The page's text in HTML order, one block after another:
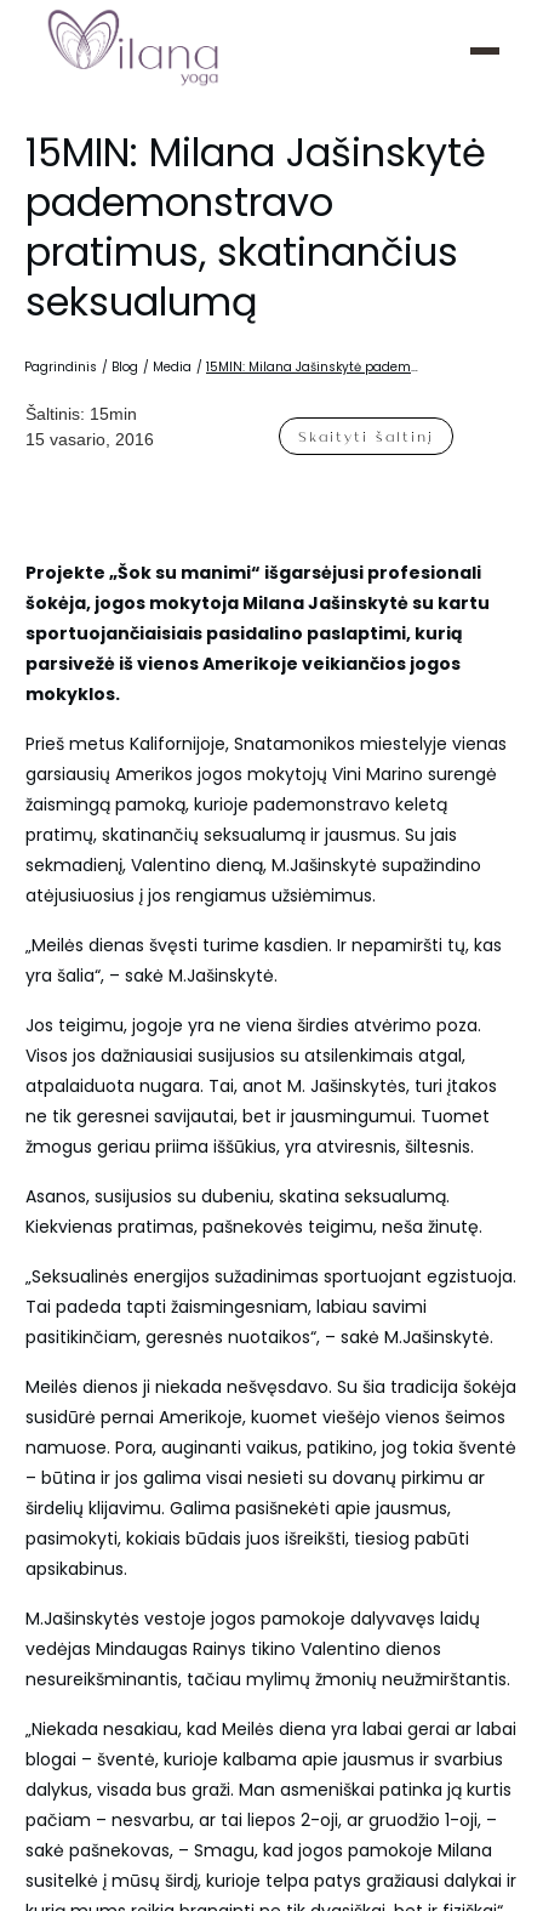
15MIN: Milana Jašinskytė
pademonstravo
pratimus, skatinančius
seksualumą
Pagrindinis / Blog / Media / 15MIN: Milana Jašinskytė pademonstravo pratimus, skatinančius seksualumą
Skaityti šaltinį
Šaltinis: 15min
15 vasario, 2016
Projekte „Šok su manimi“ išgarsėjusi profesionali
šokėja, jogos mokytoja Milana Jašinskytė su kartu
sportuojančiaisiais pasidalino paslaptimi, kurią
parsivežė iš vienos Amerikoje veikiančios jogos
mokyklos.
Prieš metus Kalifornijoje, Snatamonikos miestelyje vienas
garsiausių Amerikos jogos mokytojų Vini Marino surengė
žaismingą pamoką, kurioje pademonstravo keletą
pratimų, skatinančių seksualumą ir jausmus. Su jais
sekmadienį, Valentino dieną, M.Jašinskytė supažindino
atėjusiuosius į jos rengiamus užsiėmimus.
„Meilės dienas švęsti turime kasdien. Ir nepamiršti tų, kas
yra šalia“, – sakė M.Jašinskytė.
Jos teigimu, jogoje yra ne viena širdies atvėrimo poza.
Visos jos dažniausiai susijusios su atsilenkimais atgal,
atpalaiduota nugara. Tai, anot M. Jašinskytės, turi įtakos
ne tik geresnei savijautai, bet ir jausmingumui. Tuomet
žmogus geriau priima iššūkius, yra atviresnis, šiltesnis.
Asanos, susijusios su dubeniu, skatina seksualumą.
Kiekvienas pratimas, pašnekovės teigimu, neša žinutę.
„Seksualinės energijos sužadinimas sportuojant egzistuoja.
Tai padeda tapti žaismingesniam, labiau savimi
pasitikinčiam, geresnės nuotaikos“, – sakė M.Jašinskytė.
Meilės dienos ji niekada nešvęsdavo. Su šia tradicija šokėja
susidūrė pernai Amerikoje, kuomet viešėjo vienos šeimos
namuose. Pora, auginanti vaikus, patikino, jog tokia šventė
– būtina ir jos galima visai nesieti su dovanų pirkimu ar
širdelių klijavimu. Galima pasišnekėti apie jausmus,
pasimokyti, kokiais būdais juos išreikšti, tiesiog pabūti
apsikabinus.
M.Jašinskytės vestoje jogos pamokoje dalyvavęs laidų
vedėjas Mindaugas Rainys tikino Valentino dienos
nesureikšminantis, tačiau mylimų žmonių neužmirštantis.
„Niekada nesakiau, kad Meilės diena yra labai gerai ar labai
blogai – šventė, kurioje kalbama apie jausmus ir svarbius
dalykus, visada bus graži. Man asmeniškai patinka ją kurtis
pačiam – nesvarbu, ar tai liepos 2-oji, ar gruodžio 1-oji, –
sakė pašnekovas, – Smagu, kad jogos pamokoje Milana
susitelkė į mūsų širdį, kurioje telpa patys gražiausi dalykai ir